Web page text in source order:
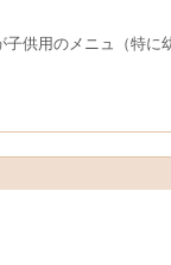
供用のメニュ（特